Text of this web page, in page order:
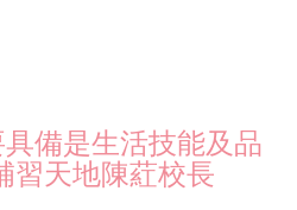
具備是生活技能及品
習天地陳葒校長